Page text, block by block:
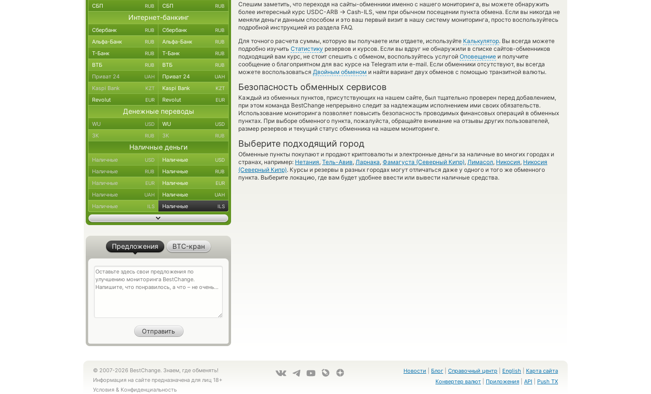
Спешим заметить, что переходя на сайты-обменники именно с нашего мониторинга, вы можете обнаружить
более интересный курс USDC-ARB → Cash-ILS, чем при обычном посещении пункта обмена. Если вы никогда не
меняли деньги данным способом и это ваш первый визит в нашу систему мониторинга, просто воспользуйтесь
подробной инструкцией из раздела FAQ.
Для точного расчета суммы, которую вы получаете или отдаете, используйте Калькулятор. Вы всегда можете
подробно изучить Статистику резервов и курсов. Если вы вдруг не обнаружили в списке сайтов-обменников
подходящий вам курс, не стоит спешить с обменом, воспользуйтесь услугой Оповещение и получите
сообщение о благоприятном для вас курсе на Telegram или e-mail. Если обменники отсутствуют, вы всегда
можете воспользоваться Двойным обменом и найти вариант двух обменов с помощью транзитной валюты.
Безопасность обменных сервисов
Каждый из обменных пунктов, присутствующих на нашем сайте, был тщательно проверен перед добавлением,
при этом команда BestChange непрерывно следит за надлежащим исполнением ими своих обязательств.
Использование мониторинга позволяет повысить безопасность проводимых финансовых операций в обменных
пунктах. При выборе обменного пункта, пожалуйста, обращайте внимание на отзывы других пользователей,
размер резервов и текущий статус обменника на нашем мониторинге.
Выберите подходящий город
Обменные пункты покупают и продают криптовалюты и электронные деньги за наличные во многих городах и
странах, например: Нетания, Тель-Авив, Ларнака, Фамагуста (Северный Кипр), Лимасол, Никосия, Никосия
(Северный Кипр). Курсы и резервы в разных городах могут отличаться даже у одного и того же обменного
пункта. Выберите локацию, где вам будет удобнее ввести или вывести наличные средства.
СБП RUB СБП RUB
Интернет-банкинг
Сбербанк RUB Сбербанк RUB
Альфа-Банк RUB Альфа-Банк RUB
Т-Банк RUB Т-Банк RUB
ВТБ RUB ВТБ RUB
Приват 24 UAH Приват 24 UAH
Kaspi Bank KZT Kaspi Bank KZT
Revolut EUR Revolut EUR
Денежные переводы
WU USD WU USD
ЗК RUB ЗК RUB
Наличные деньги
Наличные USD Наличные USD
Наличные RUB Наличные RUB
Наличные EUR Наличные EUR
Наличные UAH Наличные UAH
Наличные ILS Наличные ILS
Предложения BTC-кран
© 2007-2026 BestChange. Знаем, где обменять!
Информация на сайте предназначена для лиц 18+
Условия & Конфиденциальность
Новости Блог Справочный центр English
Карта сайта
Конвертер валют
Приложения API Push TX